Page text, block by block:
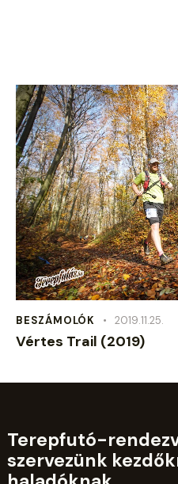
BESZÁMOLÓK 2019.11.25.
Vértes Trail (2019)
Terepfutó-
szervezünk